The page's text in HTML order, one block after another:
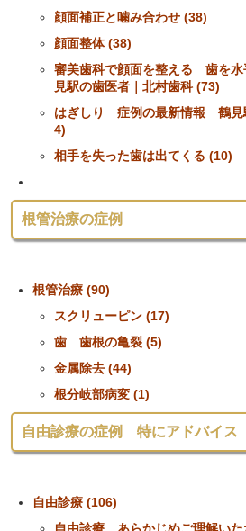
顔面補正と噛み合わせ (38)
顔面整体 (38)
審美歯科で顔面を整える 歯を
見駅の歯医者｜北村歯科 (73)
はぎしり 症例の最新情報 鶴見
4)
相手を失った歯は出てくる (10)
根管治療の症例
根管治療 (90)
スクリューピン (17)
歯 歯根の亀裂 (5)
金属除去 (44)
根分岐部病変 (1)
自由診療の症例 特にアドバイス
自由診療 (106)